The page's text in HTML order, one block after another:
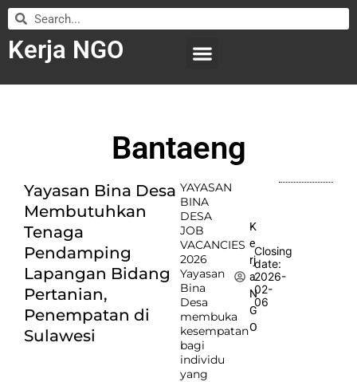
Kerja NGO
Bantaeng
Yayasan Bina Desa
Membutuhkan
Tenaga
Pendamping
Lapangan Bidang
Pertanian,
Penempatan di
Sulawesi
YAYASAN
BINA
DESA
JOB
VACANCIES
2026
Yayasan
Bina
Desa
membuka
kesempatan
bagi
individu
yang
K
e
rj
a
N
G
O
Closing
date:
2026-
02-
06